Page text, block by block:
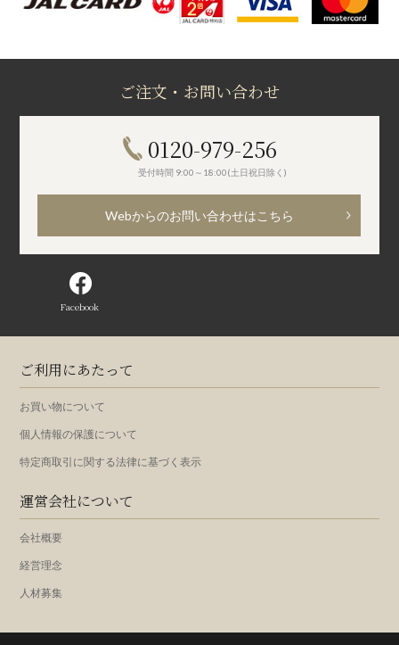
ご注文・お問い合わせ
0120-979-256
受付時間 9:00～18:00(土日祝日除く)
Webからのお問い合わせはこちら
Facebook
ご利用にあたって
お買い物について
個人情報の保護について
特定商取引に関する法律に基づく表示
運営会社について
会社概要
経営理念
人材募集